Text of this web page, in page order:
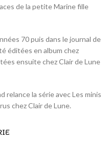
de la petite Marine fille
70 puis dans le journal de
éditées en album chez
ensuite chez Clair de Lune
relance la série avec Les minis
chez Clair de Lune.